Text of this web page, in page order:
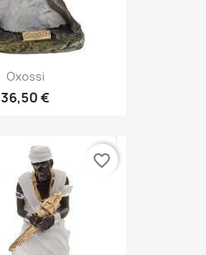
Oxossi
36,50 €
favorite_border